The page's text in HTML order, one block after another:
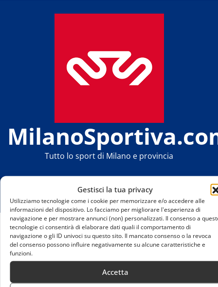
Gestisci la tua privacy
Utilizziamo tecnologie come i cookie per memorizzare e/o accedere alle
informazioni del dispositivo. Lo facciamo per migliorare l'esperienza di
navigazione e per mostrare annunci (non) personalizzati. Il consenso a
tecnologie ci consentirà di elaborare dati quali il comportamento di
navigazione o gli ID univoci su questo sito. Il mancato consenso o la revoca
del consenso possono influire negativamente su alcune caratteristiche e
funzioni.
Accetta
Tutto lo sport di Milano e provincia
Home
Leasing auto: evoluzione, sostenibilità e sfide
future al Salone del Leasing 2024